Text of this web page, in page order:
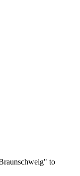
" to